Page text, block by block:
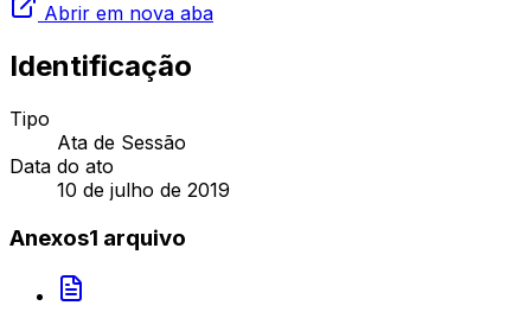
Abrir em nova aba
Identificação
Tipo
Ata de Sessão
Data do ato
10 de julho de 2019
Anexos1 arquivo